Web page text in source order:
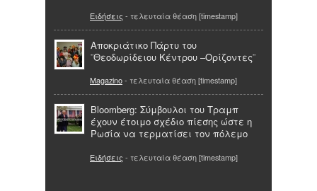
Ειδήσεις - τελευταία θέαση [timestamp]
Αποκριάτικο Πάρτυ του
¨Θεοδωρίδειου Κέντρου –Ορίζοντες¨
Magazino- τελευταία θέαση [timestamp]
Bloomberg: Σύμβουλοι του Τραμπ
έχουν έτοιμο σχέδιο πίεσης ώστε η
Ρωσία να τερματίσει τον πόλεμο
Ειδήσεις - τελευταία θέαση [timestamp]